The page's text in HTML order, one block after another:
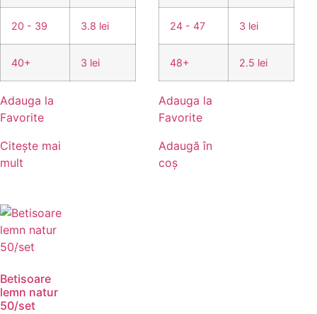
20 - 39 3.8 lei
40+ 3 lei
Adauga la
Favorite
Citește mai
mult
24 - 47 3 lei
48+ 2.5 lei
Adauga la
Favorite
Adaugă în
coș
Betisoare
lemn natur
50/set